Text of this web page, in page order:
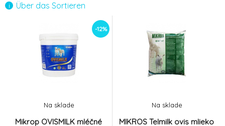
Über das Sortieren
-12%
Mikrop OVISMILK mléčné
Na sklade
MIKROS Telmilk ovis mlieko
Na sklade